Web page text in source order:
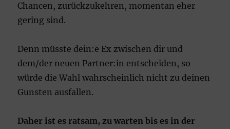
Chancen, zurückzukehren, momentan eher
gering sind.
Denn müsste dein:e Ex zwischen dir und
dem/der neuen Partner:in entscheiden, so
würde die Wahl wahrscheinlich nicht zu deinen
Gunsten ausfallen.
Daher ist es ratsam, zu warten bis es in der